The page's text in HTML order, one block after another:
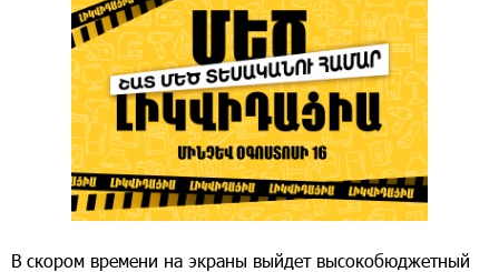
В скором времени на экраны выйдет высокобюджетный